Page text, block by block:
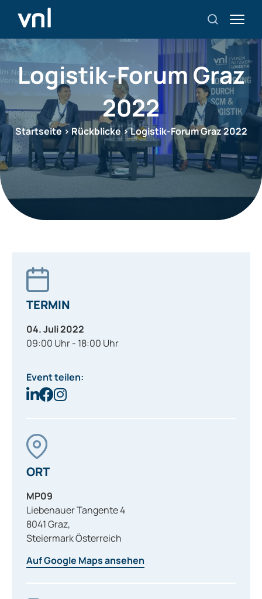
Logistik-Forum Graz
2022
Startseite> Rückblicke>Logistik-Forum Graz 2022
TERMIN
04. Juli 2022
09:00 Uhr - 18:00 Uhr
Event teilen:
ORT
MP09
Liebenauer Tangente 4
8041Graz,
SteiermarkÖsterreich
Auf Google Maps ansehen